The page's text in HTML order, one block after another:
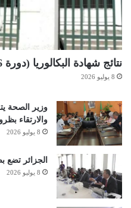
نتائج شهادة البكالوريا (دورة 2026) الأحد المقبل
8 يوليو 2026
وزير الصحة
والارتقاء
8 يوليو 2026
الجزائر تضع
8 يوليو 2026